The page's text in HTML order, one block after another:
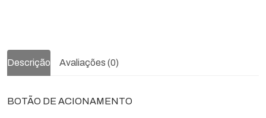
Descrição Avaliações (0)
BOTÃO DE ACIONAMENTO